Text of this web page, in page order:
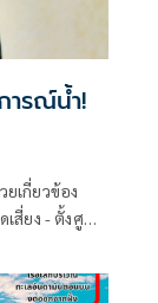
ารณ์น้ำ!
เกี่ยวข้อง
สี่ยง - ตั้งศูนย์